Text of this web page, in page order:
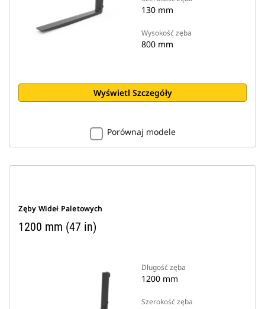
130 mm
Wysokość zęba
800 mm
Wyświetl Szczegóły
Porównaj modele
Zęby Wideł Paletowych
1200 mm (47 in)
Długość zęba
1200 mm
Szerokość zęba